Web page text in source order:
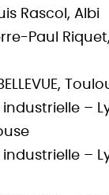
Rascol, Albi
Paul
industrielle –
–